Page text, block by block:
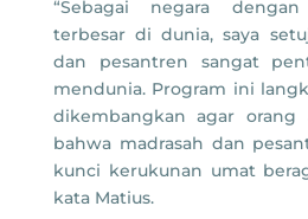
“Sebagai negara
terbesar di dunia, saya
dan pesantren sangat
mendunia. Program ini
dikembangkan agar
bahwa madrasah dan
kunci kerukunan umat
kata Matius.